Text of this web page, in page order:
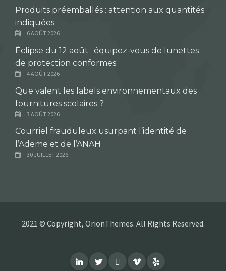
Produits préemballés : attention aux quantités
indiquées
6 AOÛT 2026
Éclipse du 12 août : équipez-vous de lunettes
de protection conformes
4 AOÛT 2026
Que valent les labels environnementaux des
fournitures scolaires ?
3 AOÛT 2026
Courriel frauduleux usurpant l’identité de
l’Ademe et de l’ANAH
30 JUILLET 2026
2021 © Copyright, OrionThemes. All Rights Reserved.